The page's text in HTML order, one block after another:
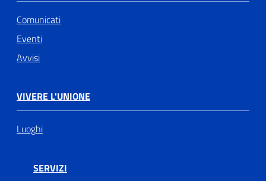
Comunicati
Eventi
Avvisi
VIVERE L'UNIONE
Luoghi
SERVIZI